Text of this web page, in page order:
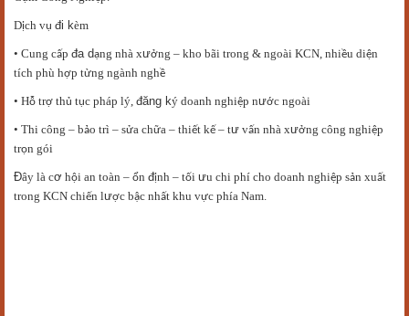
Dịch vụ đi kèm
• Cung cấp đa dạng nhà xưởng – kho bãi trong & ngoài KCN, nhiều diện
tích phù hợp từng ngành nghề
• Hỗ trợ thủ tục pháp lý, đăng ký doanh nghiệp nước ngoài
• Thi công – bảo trì – sửa chữa – thiết kế – tư vấn nhà xưởng công nghiệp
trọn gói
Đây là cơ hội an toàn – ổn định – tối ưu chi phí cho doanh nghiệp sản xuất
trong KCN chiến lược bậc nhất khu vực phía Nam.